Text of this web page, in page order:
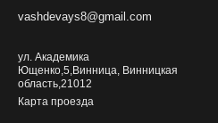
vashdevays8@gmail.com
ул. Академика
Ющенко,5,Винница, Винницкая
область,21012
Карта проезда